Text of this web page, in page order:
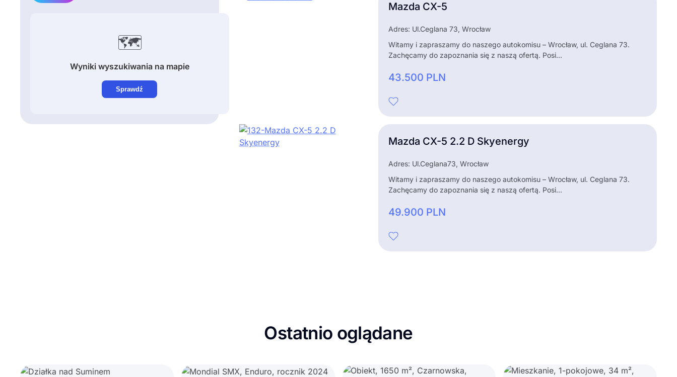
🗺️
Wyniki wyszukiwania na mapie
Sprawdź
Mazda CX-5
Adres: Ul.Ceglana 73, Wrocław
Witamy i zapraszamy do naszego autokomisu – Wrocław, ul. Ceglana 73.
Zachęcamy do zapoznania się z naszą ofertą. Posi...
43.500 PLN
Mazda CX-5 2.2 D Skyenergy
Adres: Ul.Ceglana73, Wrocław
Witamy i zapraszamy do naszego autokomisu – Wrocław, ul. Ceglana 73.
Zachęcamy do zapoznania się z naszą ofertą. Posi...
49.900 PLN
Ostatnio oglądane